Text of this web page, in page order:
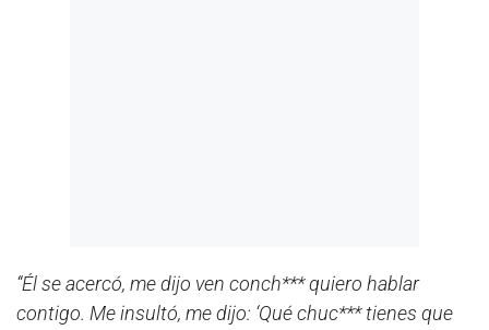
“Él se acercó, me dijo ven conch*** quiero hablar
contigo. Me insultó, me dijo: ‘Qué chuc*** tienes que